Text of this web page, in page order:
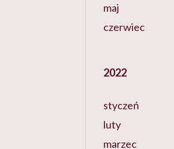
maj
czerwiec
2022
styczeń
luty
marzec